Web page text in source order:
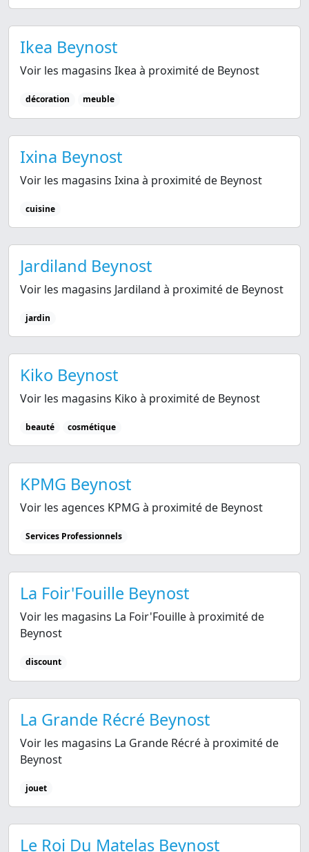
Ikea Beynost
Voir les magasins Ikea à proximité de Beynost
décoration meuble
Ixina Beynost
Voir les magasins Ixina à proximité de Beynost
cuisine
Jardiland Beynost
Voir les magasins Jardiland à proximité de Beynost
jardin
Kiko Beynost
Voir les magasins Kiko à proximité de Beynost
beauté cosmétique
KPMG Beynost
Voir les agences KPMG à proximité de Beynost
Services Professionnels
La Foir'Fouille Beynost
Voir les magasins La Foir'Fouille à proximité de
Beynost
discount
La Grande Récré Beynost
Voir les magasins La Grande Récré à proximité de
Beynost
jouet
Le Roi Du Matelas Beynost